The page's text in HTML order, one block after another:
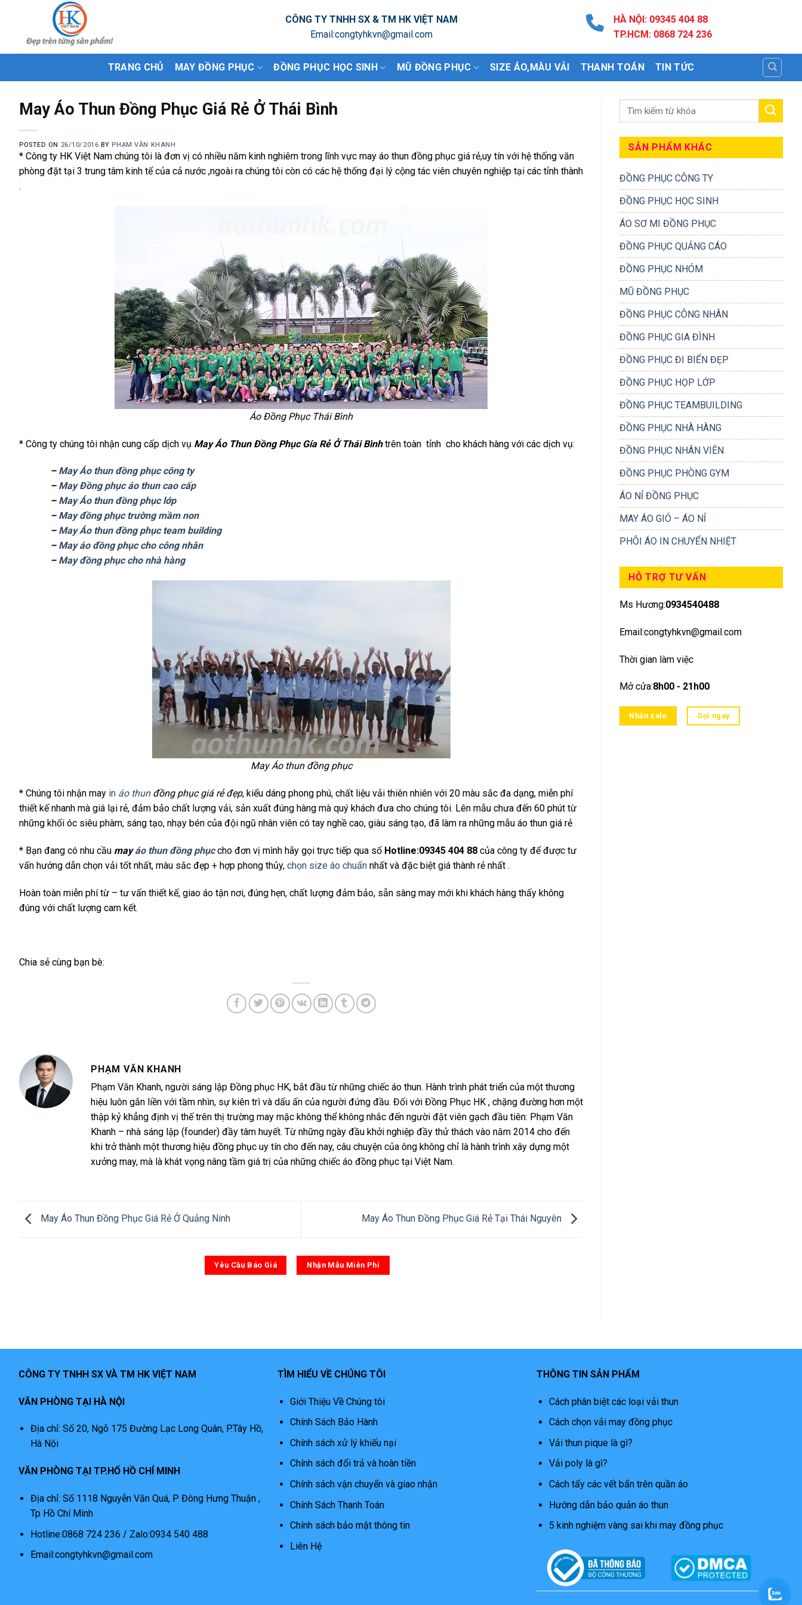
content
CÔNG TY TNHH SX & TM HK VIỆT NAM
Email:congtyhkvn@gmail.com
HÀ NỘI: 09345 404 88
TP.HCM: 0868 724 236
TRANG CHỦ MAY ĐỒNG PHỤC ĐỒNG PHỤC HỌC SINH MŨ ĐỒNG PHỤC SIZE ÁO,MÀU VẢI THANH TOÁN TIN TỨC
May Áo Thun Đồng Phục Giá Rẻ Ở Thái Bình
POSTED ON 26/10/2016 BY PHẠM VĂN KHANH
* Công ty HK Việt Nam chúng tôi là đơn vị có nhiều năm kinh nghiêm trong lĩnh vực may áo thun đồng phục giá rẻ,uy tín với hệ thống văn
phòng đặt tại 3 trung tâm kinh tế của cả nước ,ngoài ra chúng tôi còn có các hệ thống đại lý cộng tác viên chuyên nghiệp tại các tỉnh thành
.
Áo Đồng Phục Thái Bình
* Công ty chúng tôi nhận cung cấp dịch vụ May Áo Thun Đồng Phục Gía Rẻ Ở Thái Bìnhtrên toàn tỉnh cho khách hàng với các dịch vụ:
– May Áo thun đồng phục công ty
– May Đồng phục áo thun cao cấp
– May Áo thun đồng phục lớp
– May đồng phục trường mầm non
– May Áo thun đồng phục team building
– May áo đồng phục cho công nhân
– May đồng phục cho nhà hàng
May Áo thun đồng phục
* Chúng tôi nhận may in áo thun đồng phục giá rẻ đẹp, kiểu dáng phong phú, chất liệu vải thiên nhiên với 20 màu sắc đa dạng, miễn phí
thiết kế nhanh mà giá lại rẻ, đảm bảo chất lượng vải, sản xuất đúng hàng mà quý khách đưa cho chúng tôi. Lên mẫu chưa đến 60 phút từ
những khối óc siêu phàm, sáng tạo, nhạy bén của đội ngũ nhân viên có tay nghề cao, giàu sáng tạo, đã làm ra những mẫu áo thun giá rẻ
* Bạn đang có nhu cầu mayáo thun đồng phụccho đơn vị mình hãy gọi trực tiếp qua số Hotline:09345 404 88 của công ty để được tư
vấn hướng dẫn chọn vải tốt nhất, màu sắc đẹp + hợp phong thủy, chọn size áo chuẩn nhất và đặc biệt giá thành rẻ nhất .
Hoàn toàn miễn phí từ – tư vấn thiết kế, giao áo tận nơi, đúng hẹn, chất lượng đảm bảo, sẵn sàng may mới khi khách hàng thấy không
đúng với chất lượng cam kết.
Chia sẻ cùng bạn bè:
PHẠM VĂN KHANH
Phạm Văn Khanh, người sáng lập Đồng phục HK, bắt đầu từ những chiếc áo thun. Hành trình phát triển của một thương
hiệu luôn gắn liền với tầm nhìn, sự kiên trì và dấu ấn của người đứng đầu. Đối với Đồng Phục HK , chặng đường hơn một
thập kỷ khẳng định vị thế trên thị trường may mặc không thể không nhắc đến người đặt viên gạch đầu tiên: Phạm Văn
Khanh – nhà sáng lập (founder) đầy tâm huyết. Từ những ngày đầu khởi nghiệp đầy thử thách vào năm 2014 cho đến
khi trở thành một thương hiệu đồng phục uy tín cho đến nay, câu chuyện của ông không chỉ là hành trình xây dựng một
xưởng may, mà là khát vọng nâng tầm giá trị của những chiếc áo đồng phục tại Việt Nam.
May Áo Thun Đồng Phục Giá Rẻ Ở Quảng Ninh May Áo Thun Đồng Phục Giá Rẻ Tại Thái Nguyên
Yêu Cầu Báo Giá Nhận Mẫu Miễn Phí
SẢN PHẨM KHÁC
ĐỒNG PHỤC CÔNG TY
ĐỒNG PHỤC HỌC SINH
ÁO SƠ MI ĐỒNG PHỤC
ĐỒNG PHỤC QUẢNG CÁO
ĐỒNG PHỤC NHÓM
MŨ ĐỒNG PHỤC
ĐỒNG PHỤC CÔNG NHÂN
ĐỒNG PHỤC GIA ĐÌNH
ĐỒNG PHỤC ĐI BIỂN ĐẸP
ĐỒNG PHỤC HỌP LỚP
ĐỒNG PHỤC TEAMBUILDING
ĐỒNG PHỤC NHÀ HÀNG
ĐỒNG PHỤC NHÂN VIÊN
ĐỒNG PHỤC PHÒNG GYM
ÁO NỈ ĐỒNG PHỤC
MAY ÁO GIÓ – ÁO NỈ
PHÔI ÁO IN CHUYỂN NHIỆT
HỖ TRỢ TƯ VẤN
Ms Hương:0934540488
Email:congtyhkvn@gmail.com
Thời gian làm việc
Mở cửa:8h00 - 21h00
Nhắn zalo Gọi ngay
CÔNG TY TNHH SX VÀ TM HK VIỆT NAM
VĂN PHÒNG TẠI HÀ NỘI
Địa chỉ: Số 20, Ngõ 175 Đường Lạc Long Quân, P.Tây Hồ,
Hà Nội
VĂN PHÒNG TẠI TP.HỐ HỒ CHÍ MINH
Địa chỉ: Số 1118 Nguyễn Văn Quá, P Đông Hưng Thuận ,
Tp Hồ Chí Minh
Hotline:0868 724 236 / Zalo:0934 540 488
Email:congtyhkvn@gmail.com
TÌM HIỂU VỀ CHÚNG TÔI
Giới Thiệu Về Chúng tôi
Chính Sách Bảo Hành
Chính sách xử lý khiếu nại
Chính sách đổi trả và hoàn tiền
Chính sách vận chuyển và giao nhận
Chính Sách Thanh Toán
Chính sách bảo mật thông tin
Liên Hệ
THÔNG TIN SẢN PHẨM
Cách phân biệt các loại vải thun
Cách chọn vải may đồng phục
Vải thun pique là gì?
Vải poly là gì?
Cách tẩy các vết bẩn trên quần áo
Hướng dẫn bảo quản áo thun
5 kinh nghiệm vàng sai khi may đồng phục